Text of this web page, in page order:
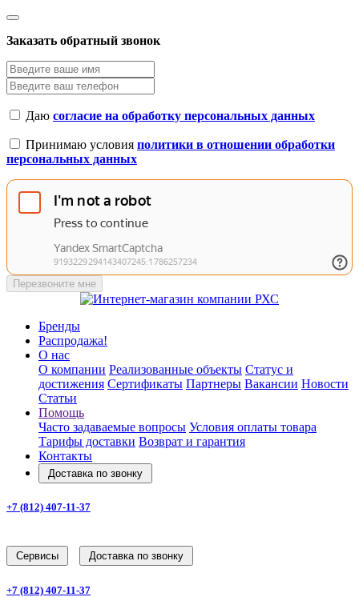
Заказать обратный звонок
Даю согласие на обработку персональных данных
Принимаю условия политики в отношении обработки
персональных данных
Перезвоните мне
Бренды
Распродажа!
О нас
О компании Реализованные объекты Статус и
достижения Сертификаты Партнеры Вакансии Новости
Статьи
Помощь
Часто задаваемые вопросы Условия оплаты товара
Тарифы доставки Возврат и гарантия
Контакты
Доставка по звонку
+7 (812) 407-11-37
Cервисы Доставка по звонку
+7 (812) 407-11-37